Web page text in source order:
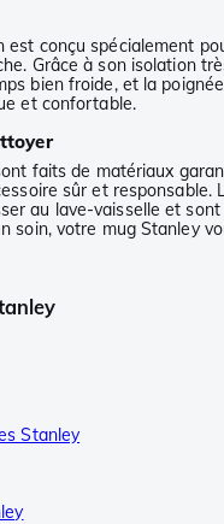
est conçu spécialement
Grâce à son isolation
bien froide, et la
et confortable.
faits de matériaux
sûr et responsable.
au lave-vaisselle et
soin, votre mug Stanley
Stanley